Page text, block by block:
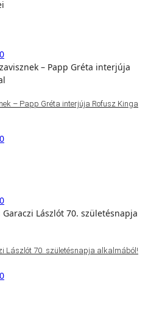
0
– Papp Gréta interjúja Rofusz Kinga
0
0
Lászlót 70. születésnapja alkalmából!
0